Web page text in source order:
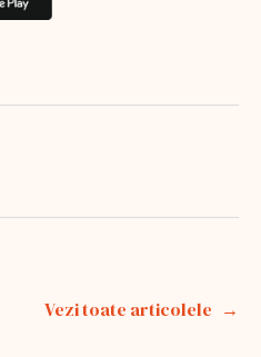
Vezi toate articolele